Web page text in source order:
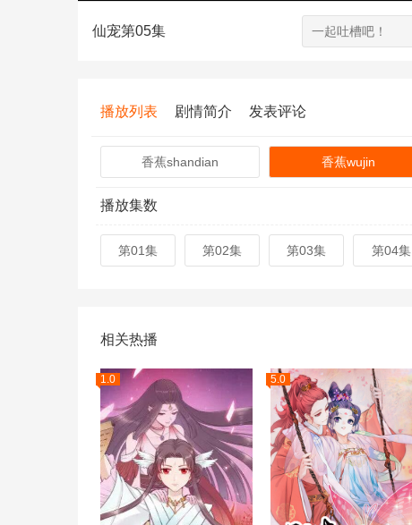
仙宠第05集
播放列表 剧情简介 发表评论
香蕉shandian 香蕉wujin
播放集数
第01集 第02集 第03集 第04集
相关热播
1.0 5.0